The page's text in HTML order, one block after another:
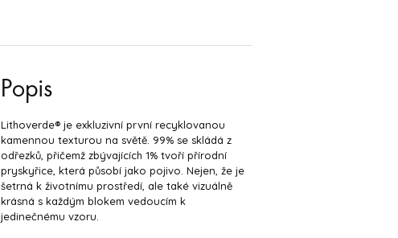
Popis
Lithoverde® je exkluzivní první recyklovanou
kamennou texturou na světě. 99% se skládá z
odřezků, přičemž zbývajících 1% tvoří přírodní
pryskyřice, která působí jako pojivo. Nejen, že je
šetrná k životnímu prostředí, ale také vizuálně
krásná s každým blokem vedoucím k
jedinečnému vzoru.